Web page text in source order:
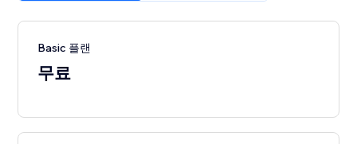
Basic 플랜
무료